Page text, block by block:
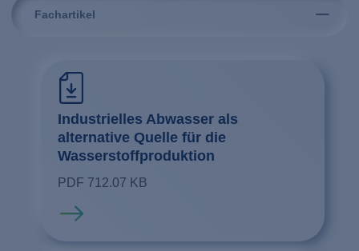
Fachartikel
Industrielles Abwasser als
alternative Quelle für die
Wasserstoffproduktion
PDF 712.07 KB
Mehr erfahren